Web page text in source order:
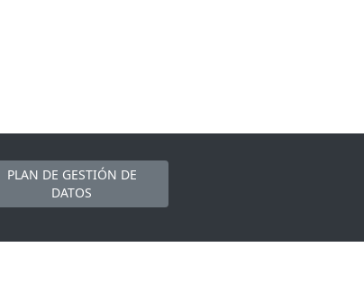
PLAN DE GESTIÓN DE
DATOS